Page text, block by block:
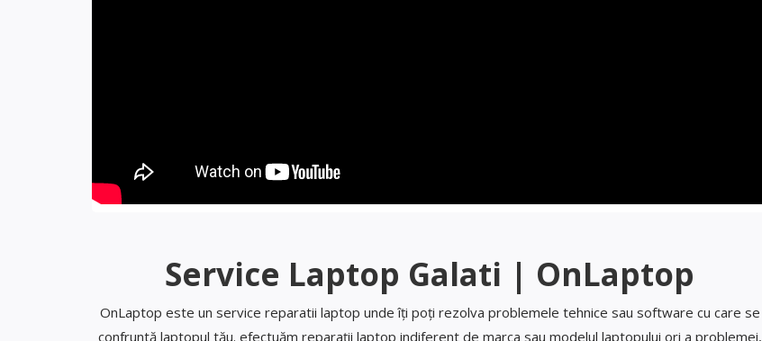
Service Laptop Galati | OnLaptop
OnLaptop este un service reparatii laptop unde îți poți rezolva problemele tehnice sau software cu care se
confruntă laptopul tău. efectuăm reparații laptop indiferent de marca sau modelul laptopului ori a problemei,